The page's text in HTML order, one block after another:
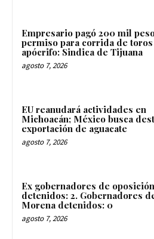
Empresario pagó 200 mil
permiso para corrida de toros
apócrifo: Sindica de Tijuana
agosto 7, 2026
EU reanudará actividades en
Michoacán; México busca
exportación de aguacate
agosto 7, 2026
Ex gobernadores de oposición
detenidos: 2. Gobernadores
Morena detenidos: 0
agosto 7, 2026